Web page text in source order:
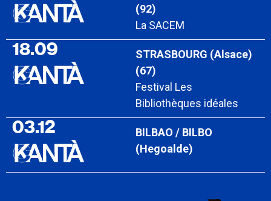
(92)
La SACEM
18.09
STRASBOURG (Alsace)
(67)
Festival Les
Bibliothèques idéales
03.12
BILBAO / BILBO
(Hegoalde)